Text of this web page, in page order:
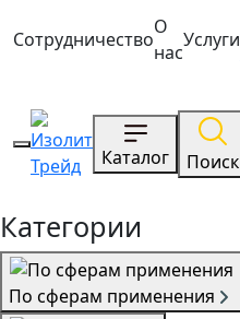
Сотрудничество
О
нас
Услуги
Каталог Поиск
Категории
По сферам применения